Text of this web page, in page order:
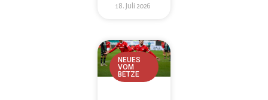
18. Juli 2026
NEUES
VOM
BETZE